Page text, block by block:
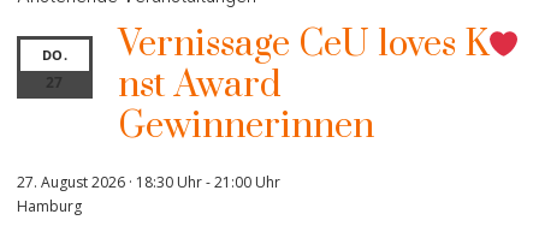
DO.
27
Vernissage CeU loves K
nst Award
Gewinnerinnen
27. August 2026 · 18:30 Uhr-21:00 Uhr
Hamburg